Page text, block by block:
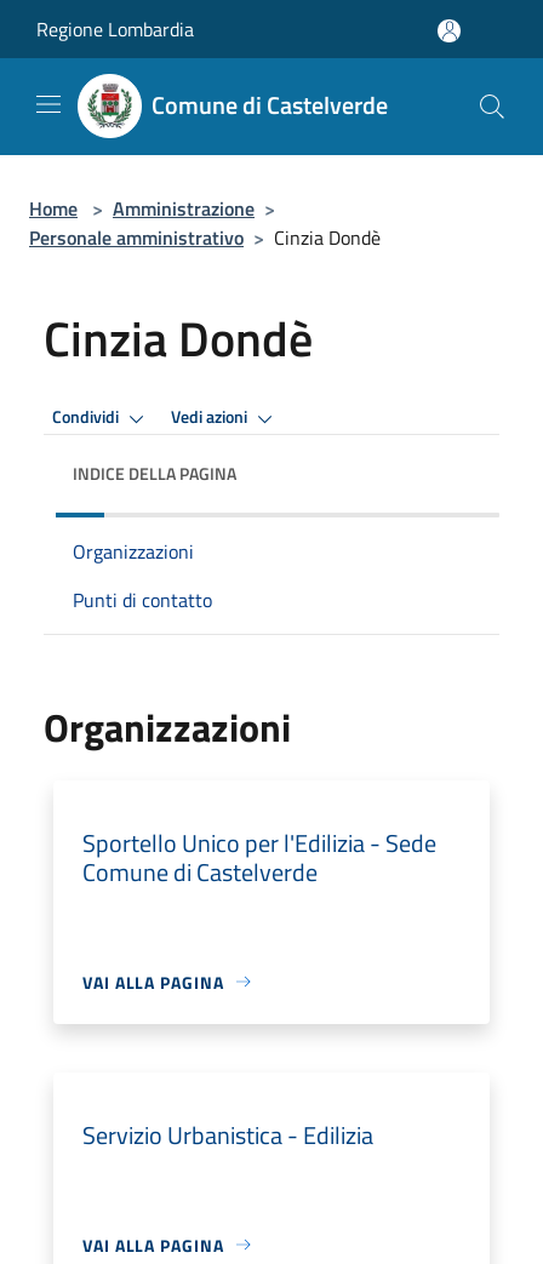
Regione Lombardia
Comune di Castelverde
Home > Amministrazione >
Personale amministrativo > Cinzia Dondè
Cinzia Dondè
Condividi Vedi azioni
INDICE DELLA PAGINA
Organizzazioni
Punti di contatto
Organizzazioni
Sportello Unico per l'Edilizia - Sede
Comune di Castelverde
VAI ALLA PAGINA
Servizio Urbanistica - Edilizia
VAI ALLA PAGINA